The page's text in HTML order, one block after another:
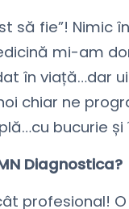
să fie”!
mi-am
în viață…dar
chiar ne
bucurie și
Diagnostica?
profesional!